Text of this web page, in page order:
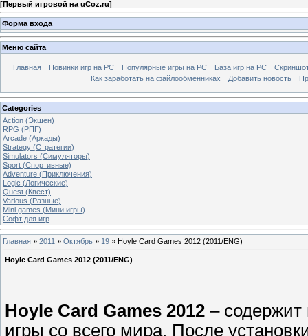
[Первый игровой на uCoz.ru]
Форма входа
Меню сайта
Главная Новинки игр на PC Популярные игры на PC База игр на РС
Как заработать на файлообменниках
Добавить новость
Categories
Action (Экшен)
RPG (РПГ)
Arcade (Аркады)
Strategy (Стратегии)
Simulators (Симуляторы)
Sport (Спортивные)
Adventure (Приключения)
Logic (Логические)
Quest (Квест)
Various (Разные)
Mini games (Мини игры)
Софт для игр
Главная » 2011 » Октябрь » 19 » Hoyle Card Games 2012 (2011/ENG)
Hoyle Card Games 2012 (2011/ENG)
Hoyle Card Games 2012 – содержит
игры со всего мира. После